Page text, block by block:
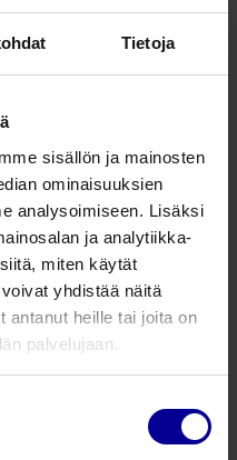
Tietoja
sisällön ja mainosten
ominaisuuksien
analysoimiseen. Lisäksi
ja analytiikka-
miten käytät
yhdistää näitä
antanut heille tai joita on
palvelujaan.
3,0 4,5
4,0 5,9
4,5 6,5
3,0
5,9